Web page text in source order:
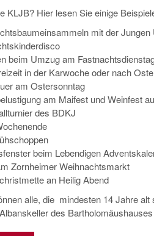
KLJB? Hier lesen Sie einige
mit der Jungen
beim Umzug am
in der Karwoche oder nach
am Ostersonntag
am Maifest und Weinfest
des BDKJ
beim Lebendigen
Zornheimer Weihnachtsmarkt
an Heilig Abend
alle, die mindesten 14 Jahre
des